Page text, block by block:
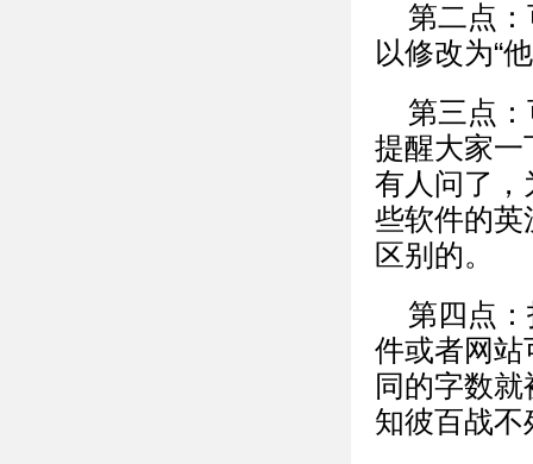
第二点
以修改为“
第三点
提醒大家一
有人问了，
些软件的英
区别的。
第四点
件或者网站
同的字数
知彼百战不